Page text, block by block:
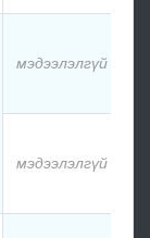
мэдээлэлгүй
мэдээлэлгүй